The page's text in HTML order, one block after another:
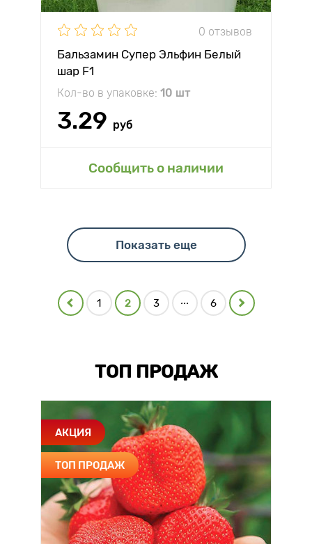
0 отзывов
Бальзамин Супер Эльфин Белый
шар F1
Кол-во в упаковке: 10 шт
3.29 руб
Сообщить о наличии
Показать еще
1 2 3 ... 6
ТОП ПРОДАЖ
АКЦИЯ
ТОП ПРОДАЖ